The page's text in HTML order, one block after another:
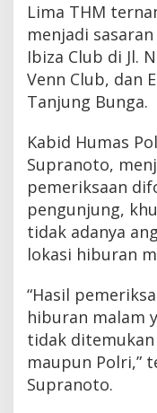
Lima THM
menjadi
Ibiza Club di Jl.
Venn Club, dan
Tanjung Bunga.
Kabid Humas
Supranoto,
pemeriksaan
pengunjung,
tidak adanya
lokasi hiburan
“Hasil
hiburan malam
tidak
maupun Polri,”
Supranoto.